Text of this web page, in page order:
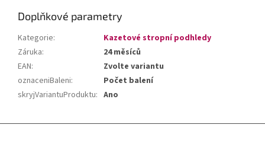
Doplňkové parametry
Kategorie:
Kazetové stropní podhledy
Záruka:
24 měsíců
EAN:
Zvolte variantu
oznaceniBaleni:
Počet balení
skryjVariantuProduktu: Ano